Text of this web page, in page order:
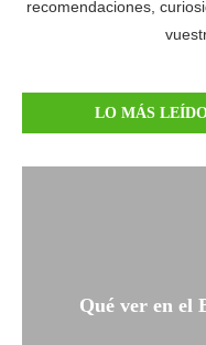
recomendaciones,
LO MÁS
Qué ver en el